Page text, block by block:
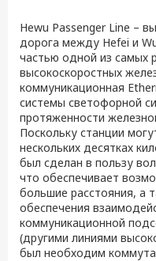
Hewu Passenger Line –
дорога между Hefei и
частью одной из самых
высокоскоростных
коммуникационная
системы светофорной
протяженности
Поскольку станции
нескольких десятках
был сделан в пользу
что обеспечивает
большие расстояния, а
обеспечения
коммуникационной
(другими линиями
был необходим